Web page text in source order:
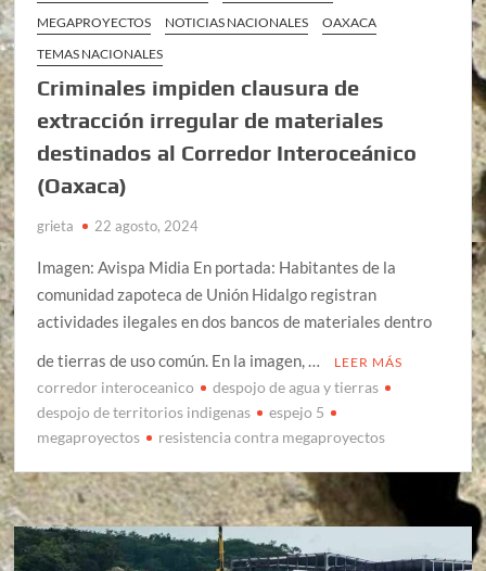
MEGAPROYECTOS
NOTICIAS NACIONALES
OAXACA
TEMAS NACIONALES
Criminales impiden clausura de
extracción irregular de materiales
destinados al Corredor Interoceánico
(Oaxaca)
grieta 22 agosto, 2024
Imagen: Avispa Midia En portada: Habitantes de la
comunidad zapoteca de Unión Hidalgo registran
actividades ilegales en dos bancos de materiales dentro
de tierras de uso común. En la imagen, …
LEER MÁS
corredor interoceanico
despojo de agua y tierras
despojo de territorios indigenas
espejo 5
megaproyectos
resistencia contra megaproyectos